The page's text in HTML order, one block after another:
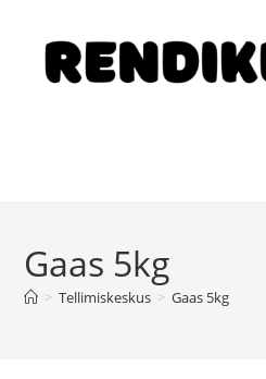
Gaas 5kg
> Tellimiskeskus > Gaas 5kg